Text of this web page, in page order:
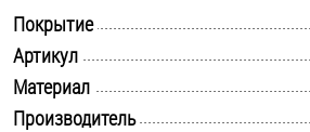
Стопорные кольца
Такелаж
Покрытие
Артикул
Материал
Производитель